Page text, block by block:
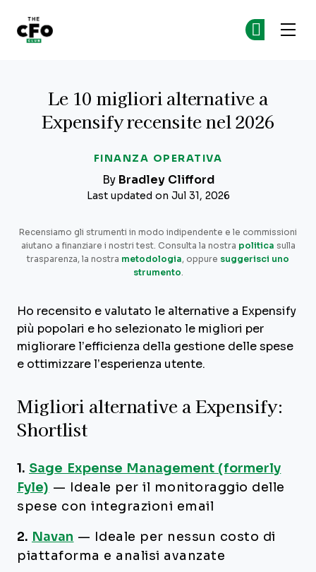
FINANZA OPERATIVA
Le 10 migliori alternative a
Expensify recensite nel 2026
By Bradley Clifford
Last updated on Jul 31, 2026
Recensiamo gli strumenti in modo indipendente e le commissioni
aiutano a finanziare i nostri test. Consulta la nostra politica sulla
trasparenza, la nostra metodologia, oppure suggerisci uno
strumento.
Ho recensito e valutato le alternative a Expensify
più popolari e ho selezionato le migliori per
migliorare l’efficienza della gestione delle spese
e ottimizzare l’esperienza utente.
Migliori alternative a Expensify:
Shortlist
1. Sage Expense Management (formerly
Fyle) —
Ideale per il monitoraggio delle
spese con integrazioni email
2. Navan —
Ideale per nessun costo di
piattaforma e analisi avanzate